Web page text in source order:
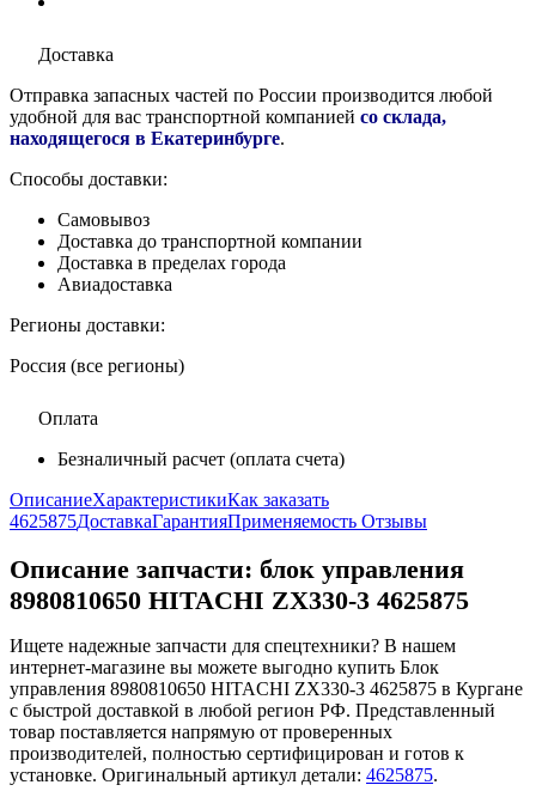
Доставка
Отправка запасных частей по России производится любой
удобной для вас транспортной компанией со склада,
находящегося в Екатеринбурге.
Способы доставки:
Самовывоз
Доставка до транспортной компании
Доставка в пределах города
Авиадоставка
Регионы доставки:
Россия (все регионы)
Оплата
Безналичный расчет (оплата счета)
ОписаниеХарактеристикиКак заказать
4625875ДоставкаГарантияПрименяемость Отзывы
Описание запчасти: блок управления
8980810650 HITACHI ZX330-3 4625875
Ищете надежные запчасти для спецтехники? В нашем
интернет-магазине вы можете выгодно купить Блок
управления 8980810650 HITACHI ZX330-3 4625875 в Кургане
с быстрой доставкой в любой регион РФ. Представленный
товар поставляется напрямую от проверенных
производителей, полностью сертифицирован и готов к
установке. Оригинальный артикул детали: 4625875.